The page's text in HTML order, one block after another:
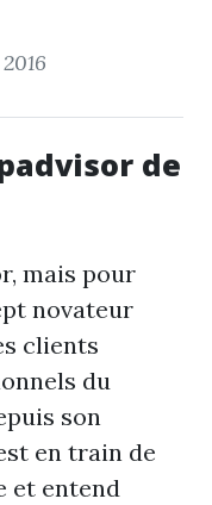
de
mais pour
novateur
clients
du
son
en train de
et entend